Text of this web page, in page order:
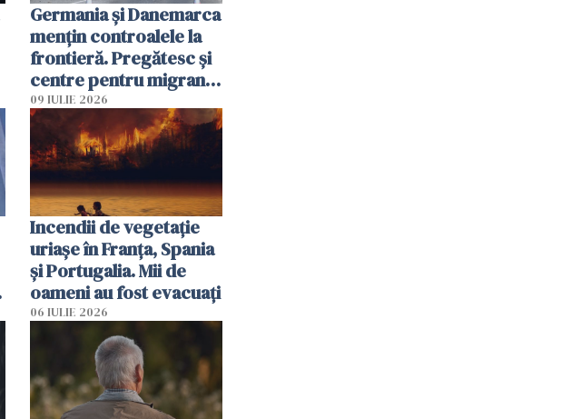
Germania și Danemarca
mențin controalele la
frontieră. Pregătesc și
centre pentru migranții
respinși din UE
09 IULIE 2026
Incendii de vegetație
uriașe în Franța, Spania
și Portugalia. Mii de
oameni au fost evacuați
06 IULIE 2026